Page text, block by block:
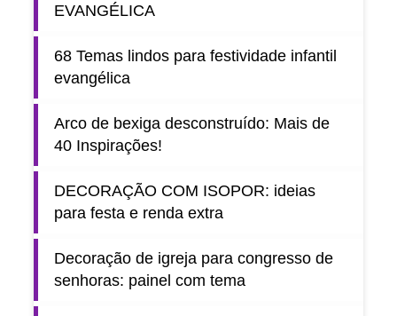
EVANGÉLICA
68 Temas lindos para festividade infantil
evangélica
Arco de bexiga desconstruído: Mais de
40 Inspirações!
DECORAÇÃO COM ISOPOR: ideias
para festa e renda extra
Decoração de igreja para congresso de
senhoras: painel com tema